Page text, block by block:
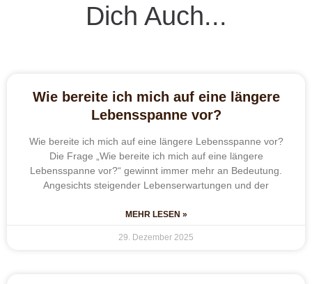
Dich Auch...
Wie bereite ich mich auf eine längere
Lebensspanne vor?
Wie bereite ich mich auf eine längere Lebensspanne vor?
Die Frage „Wie bereite ich mich auf eine längere
Lebensspanne vor?“ gewinnt immer mehr an Bedeutung.
Angesichts steigender Lebenserwartungen und der
MEHR LESEN »
29. Dezember 2025